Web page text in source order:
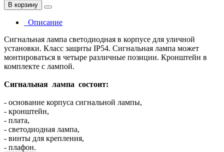
В корзину
Описание
Сигнальная лампа светодиодная в корпусе для уличной
установки. Класс защиты IP54. Сигнальная лампа может
монтироваться в четыре различные позиции. Кронштейн в
комплекте с лампой.
Сигнальная лампа состоит:
- основание корпуса сигнальной лампы,
- кронштейн,
- плата,
- светодиодная лампа,
- винты для крепления,
- плафон.